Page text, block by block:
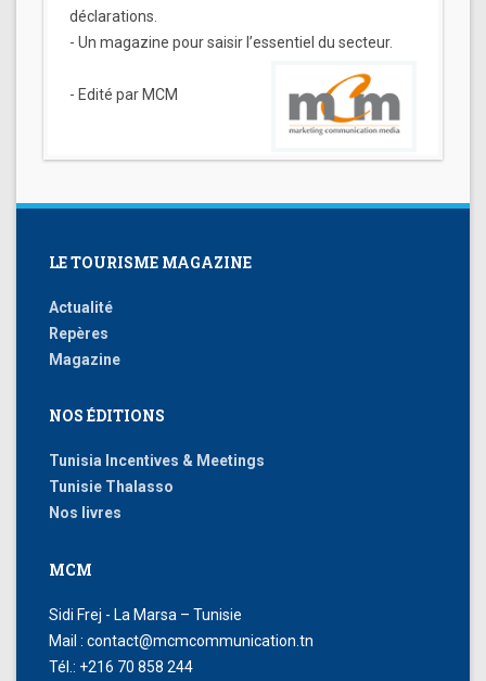
déclarations.
- Un magazine pour saisir l’essentiel du secteur.
- Edité par MCM
LE TOURISME MAGAZINE
Actualité
Repères
Magazine
NOS ÉDITIONS
Tunisia Incentives & Meetings
Tunisie Thalasso
Nos livres
MCM
Sidi Frej - La Marsa – Tunisie
Mail : contact@mcmcommunication.tn
Tél.: +216 70 858 244